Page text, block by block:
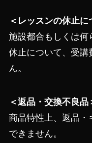
＜レッスンの休止に
施設都合もしくは
休止について、受
ん。
＜返品・交換不良品
商品特性上、返品・
できません。